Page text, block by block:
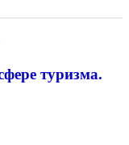
туризма.